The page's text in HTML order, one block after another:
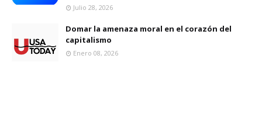
Julio 28, 2026
Domar la amenaza moral en el corazón del
capitalismo
Enero 08, 2026